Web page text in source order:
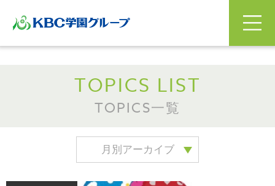
TOPICS LIST
TOPICS一覧
月別アーカイブ